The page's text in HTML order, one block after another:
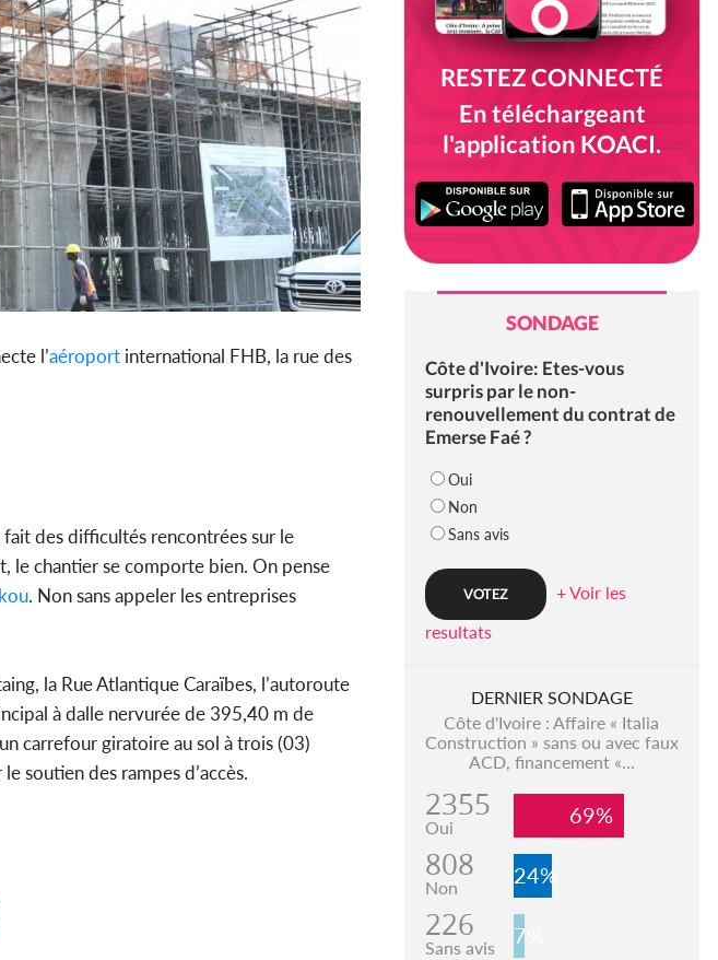
l’aéroport international FHB, la rue des
des difficultés rencontrées sur le
le chantier se comporte bien. On pense
. Non sans appeler les entreprises
la Rue Atlantique Caraïbes, l’autoroute
à dalle nervurée de 395,40 m de
carrefour giratoire au sol à trois (03)
soutien des rampes d’accès.
RESTEZ CONNECTÉ
En téléchargeant
l'application KOACI.
SONDAGE
Côte d'Ivoire: Etes-vous
surpris par le non-
renouvellement du contrat de
Emerse Faé ?
Oui
Non
Sans avis
+ Voir les
resultats
DERNIER SONDAGE
Côte d'Ivoire : Affaire « Italia
Construction » sans ou avec faux
ACD, financement «...
2355
Oui 69%
808
Non 24%
226
Sans avis 7%